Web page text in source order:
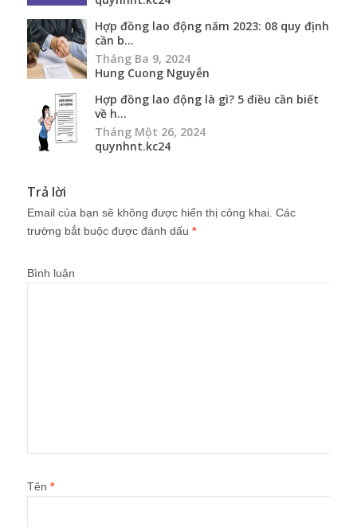
Hợp đồng lao động năm 2023: 08 quy định
cần b...
Tháng Ba 9, 2024
Hung Cuong Nguyễn
Hợp đồng lao động là gì? 5 điều cần biết
về h...
Tháng Một 26, 2024
quynhnt.kc24
Trả lời
Email của bạn sẽ không được hiển thị công khai. Các
trường bắt buộc được đánh dấu *
Bình luận
Tên *